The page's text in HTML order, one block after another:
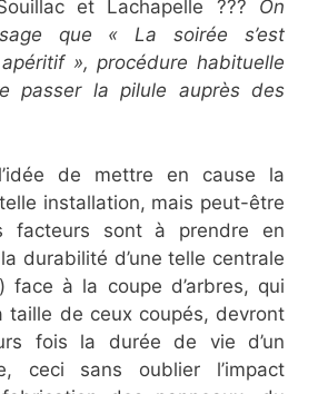
et Lachapelle ??? On
que « La soirée s’est
», procédure habituelle
passer la pilule auprès des
de mettre en cause la
installation, mais peut-être
facteurs sont à prendre en
durabilité d’une telle centrale
face à la coupe d’arbres, qui
taille de ceux coupés, devront
fois la durée de vie d’un
ceci sans oublier l’impact